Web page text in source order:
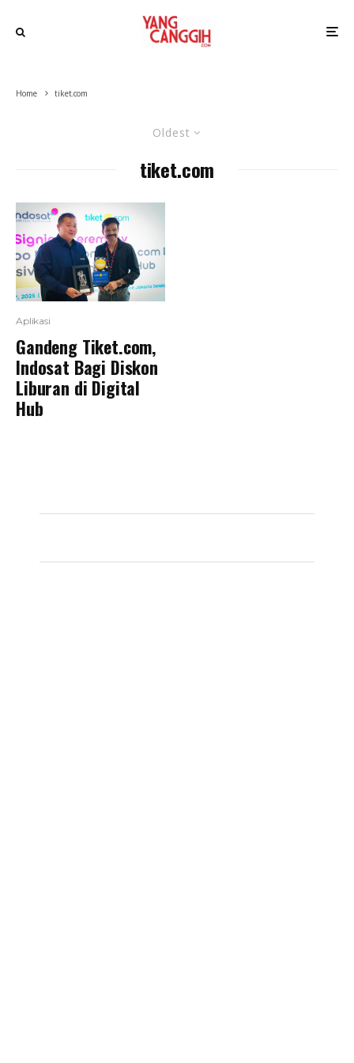
Home tiket.com
Oldest
tiket.com
Aplikasi
Gandeng Tiket.com,
Indosat Bagi Diskon
Liburan di Digital
Hub